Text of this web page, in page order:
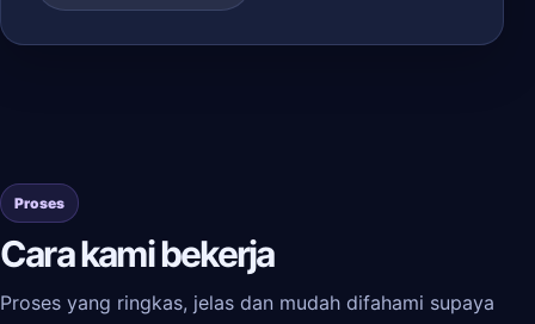
Proses
Cara kami bekerja
Proses yang ringkas, jelas dan mudah difahami supaya